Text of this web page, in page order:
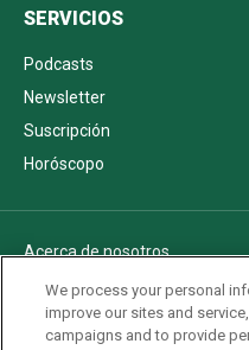
SERVICIOS
Podcasts
Newsletter
Suscripción
Horóscopo
Acerca de nosotros
Politica de privacidad
Pautas Editoriales
We process your personal
improve our sites and
campaigns and to provide